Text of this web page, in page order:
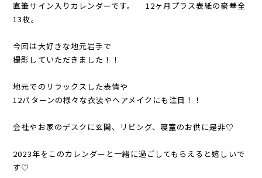
直筆サイン入りカレンダーです。 12ヶ月プラス表紙の豪華全
13枚。
今回は大好きな地元岩手で
撮影していただきました！！
地元でのリラックスした表情や
12パターンの様々な衣装やヘアメイクにも注目！！
会社やお家のデスクに玄関、リビング、寝室のお供に是非♡
2023年をこのカレンダーと一緒に過ごしてもらえると嬉しいで
す♡